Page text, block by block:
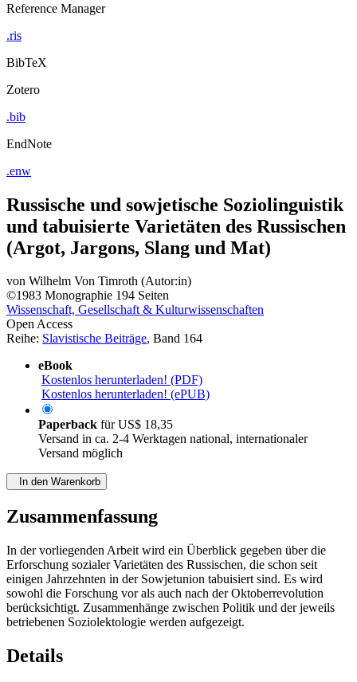
Reference Manager
.ris
BibTeX
Zotero
.bib
EndNote
.enw
Russische und sowjetische Soziolinguistik
und tabuisierte Varietäten des Russischen
(Argot, Jargons, Slang und Mat)
von Wilhelm Von Timroth (Autor:in)
©1983 Monographie 194 Seiten
Wissenschaft, Gesellschaft & Kulturwissenschaften
Open Access
Reihe: Slavistische Beiträge, Band 164
eBook
Kostenlos herunterladen! (PDF)
Kostenlos herunterladen! (ePUB)
Paperback fürUS$ 18,35
Versand in ca. 2-4 Werktagen national, internationaler
Versand möglich
In den Warenkorb
Zusammenfassung
In der vorliegenden Arbeit wird ein Überblick gegeben über die
Erforschung sozialer Varietäten des Russischen, die schon seit
einigen Jahrzehnten in der Sowjetunion tabuisiert sind. Es wird
sowohl die Forschung vor als auch nach der Oktoberrevolution
berücksichtigt. Zusammenhänge zwischen Politik und der jeweils
betriebenen Soziolektologie werden aufgezeigt.
Details